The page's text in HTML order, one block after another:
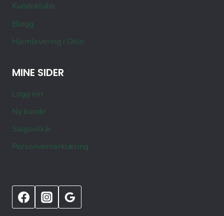
Kundeklubb
Blogg
Hjemlevering i Oslo
MINE SIDER
Logg inn
Ny kunde
Salgsvilkår
Personvernerklæring